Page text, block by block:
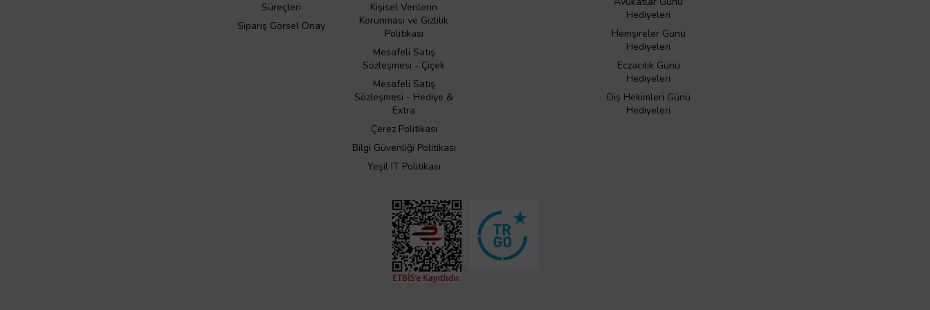
Süreçleri
Sipariş Görsel Onay
Kişisel Verilerin
Korunması ve Gizlilik
Politikası
Mesafeli Satış
Sözleşmesi - Çiçek
Mesafeli Satış
Sözleşmesi - Hediye &
Extra
Çerez Politikası
Bilgi Güvenliği Politikası
Yeşil IT Politikası
Hediyeleri
Hemşireler Günü
Hediyeleri
Eczacılık Günü
Hediyeleri
Diş Hekimleri Günü
Hediyeleri